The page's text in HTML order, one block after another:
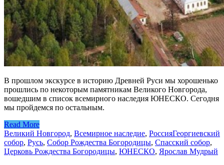
В прошлом экскурсе в историю Древней Руси мы хорошенько
прошлись по некоторым памятникам Великого Новгорода,
вошедшим в список всемирного наследия ЮНЕСКО. Сегодня
мы пройдемся по остальным.
Read More
Великий Новгород, Всемирное наследие, РоссияГеоргиевский
собор, Русь, Собор Рождества Богородицы, Спасский собор,
Церковь Рождества Богородицы, ЮНЕСКО, Ярослав Мудрый